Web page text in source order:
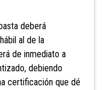
deberá
al de la
de inmediato a
debiendo
certificación que dé